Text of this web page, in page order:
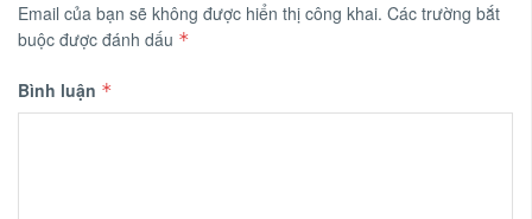
Email của bạn sẽ không được hiển thị công khai. Các trường bắt
buộc được đánh dấu *
Bình luận *